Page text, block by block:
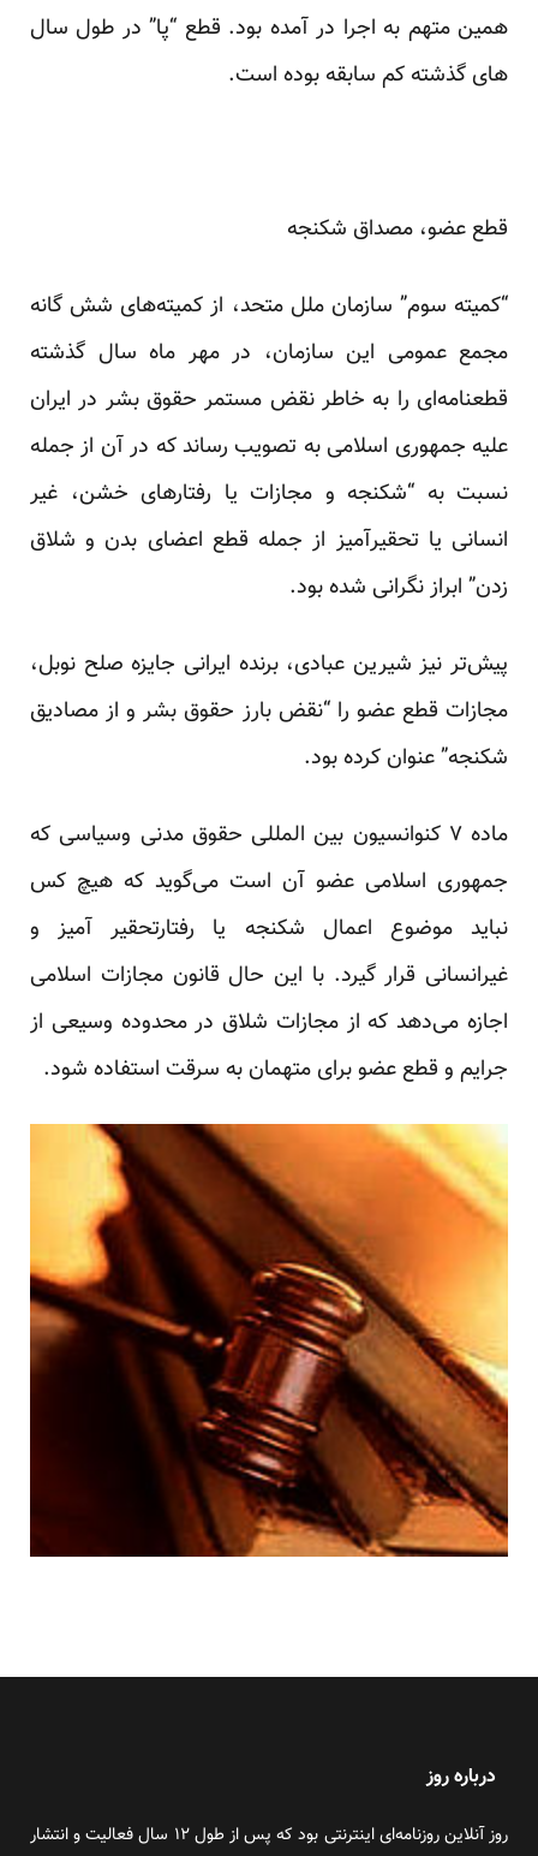
همین متهم به اجرا در آمده بود. قطع “پا” در طول سال
های گذشته کم سابقه بوده است.
قطع عضو، مصداق شکنجه
“کمیته سوم” سازمان ملل متحد، از کمیته‌های شش گانه
مجمع عمومی این سازمان، در مهر ماه سال گذشته
قطعنامه‌ای را به خاطر نقض مستمر حقوق بشر در ایران
علیه جمهوری اسلامی به تصویب رساند که در آن از جمله
نسبت به “شکنجه و مجازات یا رفتارهای خشن، غیر
انسانی یا تحقیرآمیز از جمله قطع اعضای بدن و شلاق
زدن” ابراز نگرانی شده بود.
پیش‌تر نیز شیرین عبادی، برنده ایرانی جایزه صلح نوبل،
مجازات قطع عضو را “نقض بارز حقوق بشر و از مصادیق
شکنجه” عنوان کرده بود.
ماده ۷ کنوانسیون بین المللی حقوق مدنی وسیاسی که
جمهوری اسلامی عضو آن است می‌گوید که هیچ کس
نباید موضوع اعمال شکنجه یا رفتارتحقیر آمیز و
غیرانسانی قرار گیرد. با این حال قانون مجازات اسلامی
اجازه می‌دهد که از مجازات شلاق در محدوده وسیعی از
جرایم و قطع عضو برای متهمان به سرقت استفاده شود.
درباره روز
روز آنلاین روزنامه‌ای اینترنتی بود که پس از طول ۱۲ سال فعالیت و انتشار